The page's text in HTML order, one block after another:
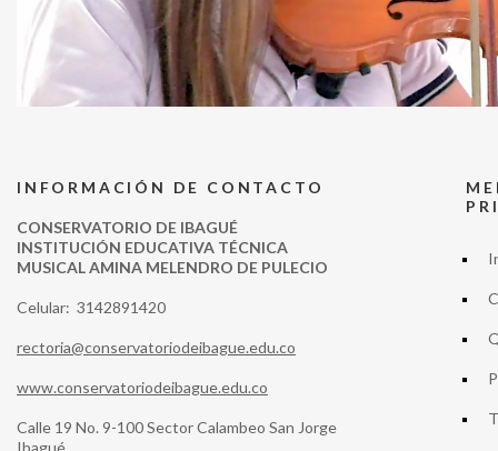
INFORMACIÓN DE CONTACTO
CONSERVATORIO DE IBAGUÉ
INSTITUCIÓN EDUCATIVA TÉCNICA
MUSICAL AMINA MELENDRO DE PULECIO
Celular: 3142891420
rectoria@conservatoriodeibague.edu.co
www.conservatoriodeibague.edu.co
Calle 19 No. 9-100 Sector Calambeo San Jorge
Ibagué.